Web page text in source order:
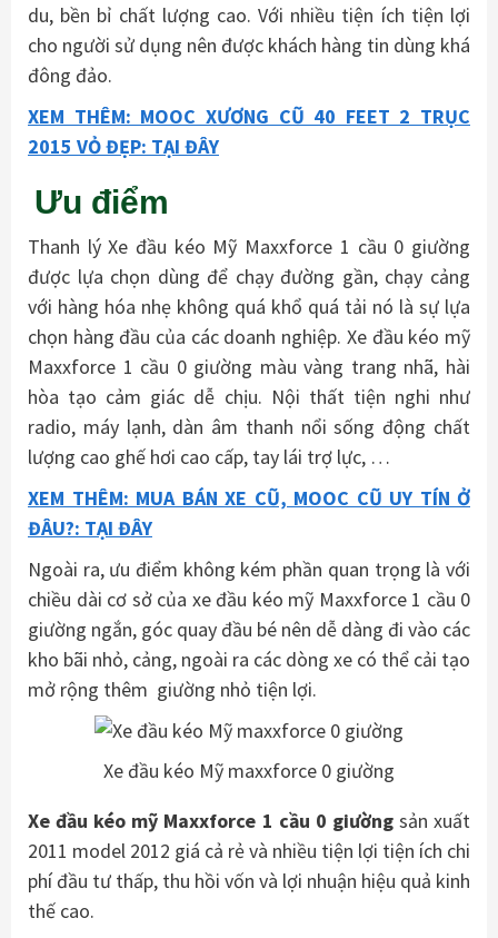
du, bền bỉ chất lượng cao. Với nhiều tiện ích tiện lợi
cho người sử dụng nên được khách hàng tin dùng khá
đông đảo.
XEM THÊM: MOOC XƯƠNG CŨ 40 FEET 2 TRỤC
2015 VỎ ĐẸP: TẠI ĐÂY
Ưu điểm
Thanh lý Xe đầu kéo Mỹ Maxxforce 1 cầu 0 giường
được lựa chọn dùng để chạy đường gần, chạy cảng
với hàng hóa nhẹ không quá khổ quá tải nó là sự lựa
chọn hàng đầu của các doanh nghiệp. Xe đầu kéo mỹ
Maxxforce 1 cầu 0 giường màu vàng trang nhã, hài
hòa tạo cảm giác dễ chịu. Nội thất tiện nghi như
radio, máy lạnh, dàn âm thanh nổi sống động chất
lượng cao ghế hơi cao cấp, tay lái trợ lực, …
XEM THÊM: MUA BÁN XE CŨ, MOOC CŨ UY TÍN Ở
ĐÂU?: TẠI ĐÂY
Ngoài ra, ưu điểm không kém phần quan trọng là với
chiều dài cơ sở của xe đầu kéo mỹ Maxxforce 1 cầu 0
giường ngắn, góc quay đầu bé nên dễ dàng đi vào các
kho bãi nhỏ, cảng, ngoài ra các dòng xe có thể cải tạo
mở rộng thêm giường nhỏ tiện lợi.
Xe đầu kéo Mỹ maxxforce 0 giường
Xe đầu kéo mỹ Maxxforce 1 cầu 0 giường sản xuất
2011 model 2012 giá cả rẻ và nhiều tiện lợi tiện ích chi
phí đầu tư thấp, thu hồi vốn và lợi nhuận hiệu quả kinh
thế cao.